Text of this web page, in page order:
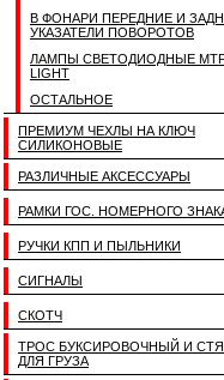
В ФОНАРИ ПЕРЕДНИЕ И
УКАЗАТЕЛИ ПОВОРОТОВ
ЛАМПЫ СВЕТОДИОДНЫЕ
LIGHT
ОСТАЛЬНОЕ
ПРЕМИУМ ЧЕХЛЫ НА КЛЮЧ
СИЛИКОНОВЫЕ
РАЗЛИЧНЫЕ АКСЕССУАРЫ
РАМКИ ГОС. НОМЕРНОГО
РУЧКИ КПП И ПЫЛЬНИКИ
СИГНАЛЫ
СКОТЧ
ТРОС БУКСИРОВОЧНЫЙ И
ДЛЯ ГРУЗА